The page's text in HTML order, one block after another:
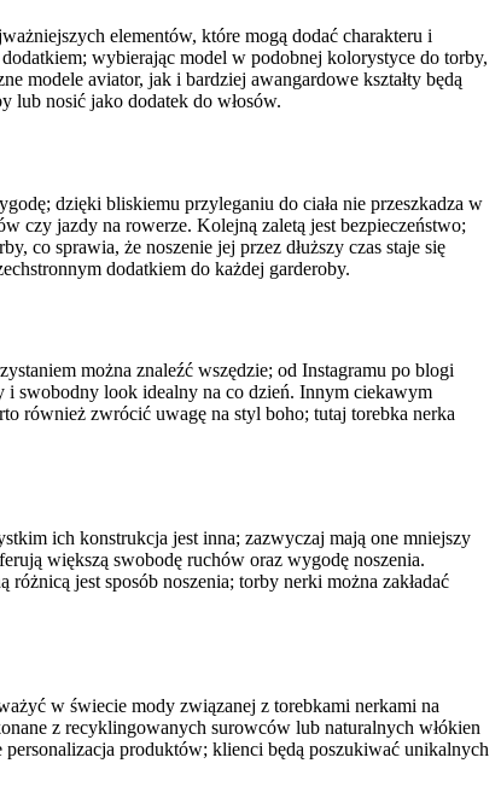
elementów, które mogą dodać charakteru i
wybierając model w podobnej kolorystyce do torby,
modele aviator, jak i bardziej awangardowe kształty będą
lub nosić jako dodatek do włosów.
dzięki bliskiemu przyleganiu do ciała nie przeszkadza w
czy jazdy na rowerze. Kolejną zaletą jest bezpieczeństwo;
co sprawia, że noszenie jej przez dłuższy czas staje się
dodatkiem do każdej garderoby.
można znaleźć wszędzie; od Instagramu po blogi
i swobodny look idealny na co dzień. Innym ciekawym
również zwrócić uwagę na styl boho; tutaj torebka nerka
ich konstrukcja jest inna; zazwyczaj mają one mniejszy
większą swobodę ruchów oraz wygodę noszenia.
jest sposób noszenia; torby nerki można zakładać
w świecie mody związanej z torebkami nerkami na
z recyklingowanych surowców lub naturalnych włókien
produktów; klienci będą poszukiwać unikalnych